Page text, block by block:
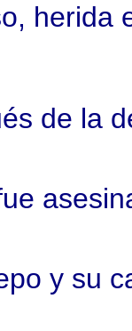
herida
de la
y su